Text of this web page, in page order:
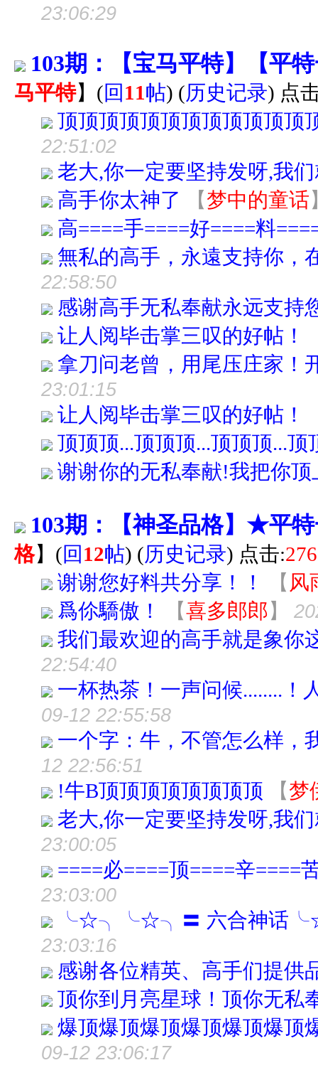
23:06:29
103期：【宝马平特】【平
马平特】 (回 11帖) (历史记录) 点
顶顶顶顶顶顶顶顶顶顶顶顶
22:51:02
老大,你一定要坚持发呀,我
高手你太神了
【梦中的童话
高====手====好====料
無私的高手，永遠支持你，
22:58:50
感谢高手无私奉献永远支持
让人阅毕击掌三叹的好帖！
拿刀问老曾，用尾压庄家！
23:01:15
让人阅毕击掌三叹的好帖！
顶顶顶...顶顶顶...顶顶顶...顶
谢谢你的无私奉献!我把你顶
103期：【神圣品格】★平
格】 (回 12帖) (历史记录) 点击:
谢谢您好料共分享！！
【 风
爲伱驕傲！
【喜多郎郎 】
我们最欢迎的高手就是象你
22:54:40
一杯热茶！一声问候........！
09-12 22:55:58
一个字：牛，不管怎么样，
12 22:56:51
!牛B顶顶顶顶顶顶顶顶 【梦
老大,你一定要坚持发呀,我
23:00:05
====必====顶====辛====
23:03:00
╰☆╮╰☆╮〓 六合神
23:03:16
感谢各位精英、高手们提供
顶你到月亮星球！顶你无私
爆顶爆顶爆顶爆顶爆顶爆顶
09-12 23:06:17